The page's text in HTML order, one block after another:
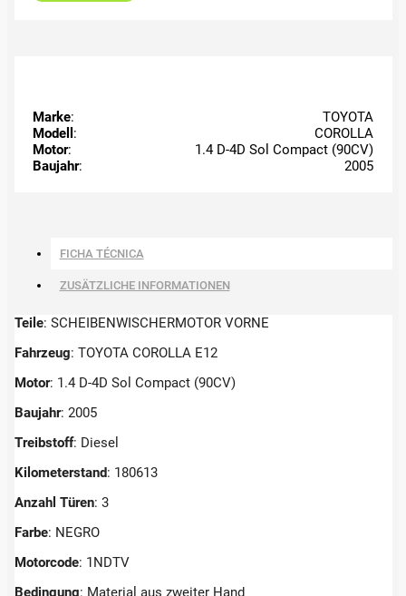
Marke:
TOYOTA
Modell :
COROLLA
Motor:
1.4 D-4D Sol Compact (90CV)
Baujahr: 2005
FICHA TÉCNICA
ZUSÄTZLICHE INFORMATIONEN
Teile: SCHEIBENWISCHERMOTOR VORNE
Fahrzeug: TOYOTA COROLLA E12
Motor: 1.4 D-4D Sol Compact (90CV)
Baujahr: 2005
Treibstoff: Diesel
Kilometerstand: 180613
Anzahl Türen: 3
Farbe: NEGRO
Motorcode: 1NDTV
Bedingung: Material aus zweiter Hand